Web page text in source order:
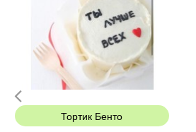
Тортик Бенто